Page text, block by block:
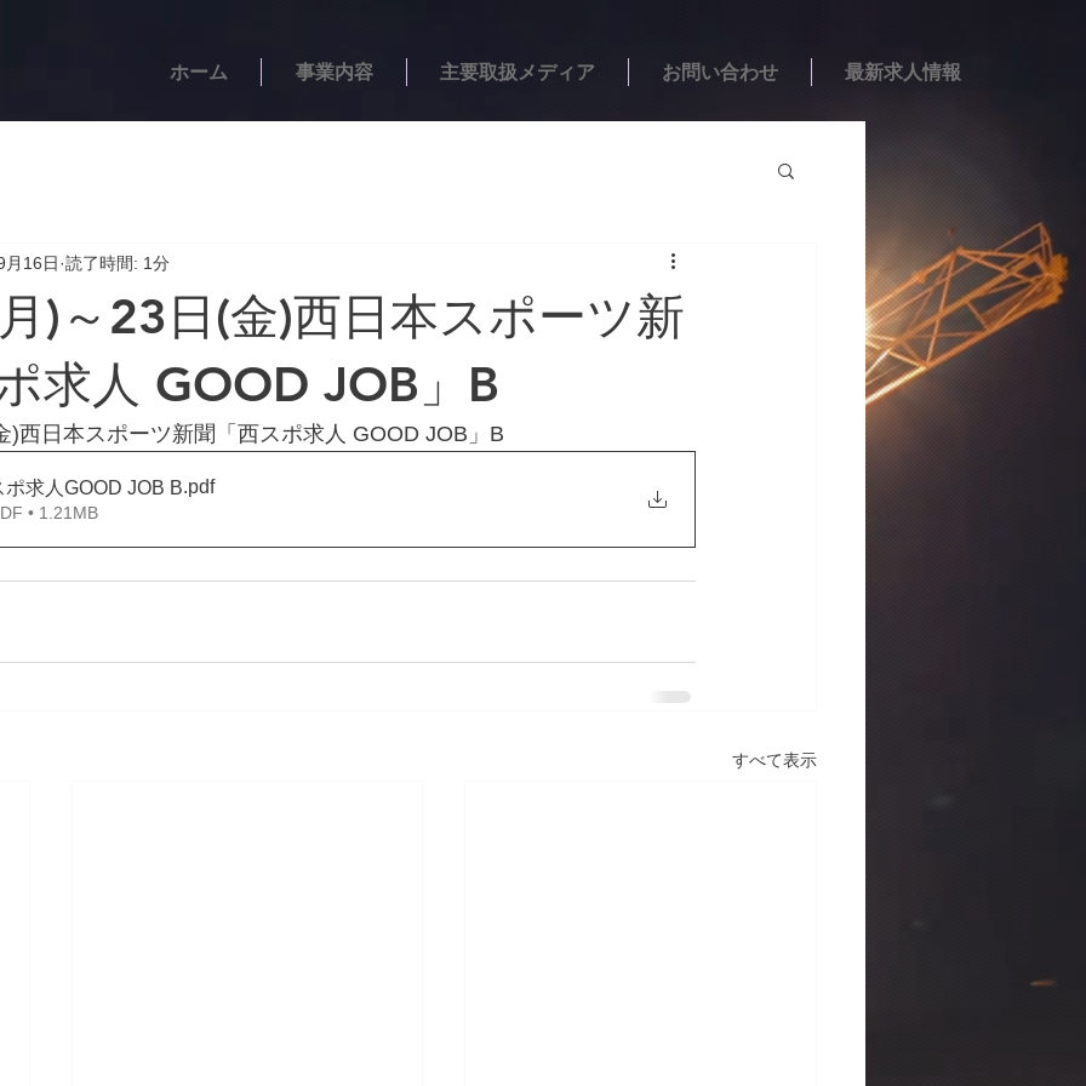
ホーム 事業内容 主要取扱メディア お問い合わせ 最新求人情報
)～23日(金)西日本スポーツ新
求人 GOOD JOB」B
月16日 読了時間: 1分
)西日本スポーツ新聞「西スポ求人 GOOD JOB」B
求人GOOD JOB B.pdf
• 1.21MB
すべて表示